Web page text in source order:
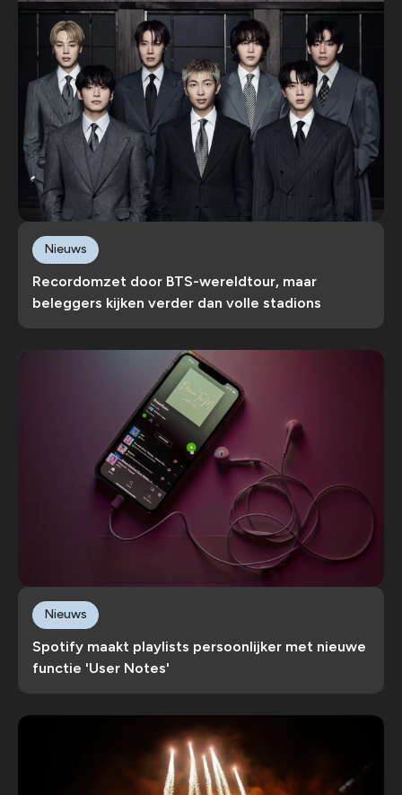
Recordomzet door BTS-wereldtour, maar
beleggers kijken verder dan volle stadions
Nieuws
Spotify maakt playlists persoonlijker met nieuwe
functie 'User Notes'
Nieuws